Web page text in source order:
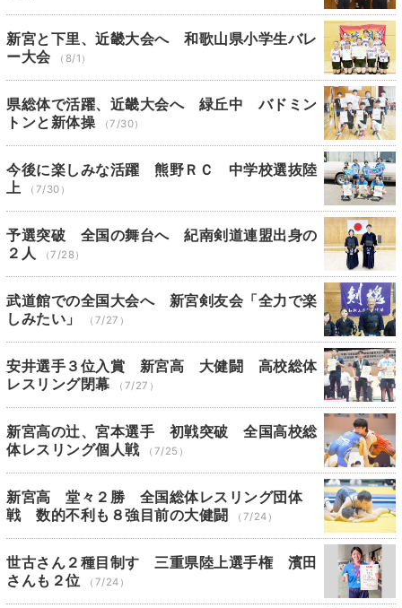
新宮と下里、近畿大会へ 和歌山県小学生バレ
ー大会
（8/1）
県総体で活躍、近畿大会へ 緑丘中 バドミン
トンと新体操
（7/30）
今後に楽しみな活躍 熊野ＲＣ 中学校選抜陸
上
（7/30）
予選突破 全国の舞台へ 紀南剣道連盟出身の
２人
（7/28）
武道館での全国大会へ 新宮剣友会「全力で楽
しみたい」
（7/27）
安井選手３位入賞 新宮高 大健闘 高校総体
レスリング閉幕
（7/27）
新宮高の辻、宮本選手 初戦突破 全国高校総
体レスリング個人戦
（7/25）
新宮高 堂々２勝 全国総体レスリング団体
戦 数的不利も８強目前の大健闘
（7/24）
世古さん２種目制す 三重県陸上選手権 濱田
さんも２位
（7/24）